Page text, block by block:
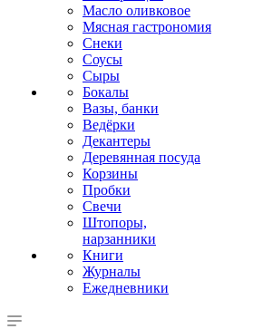
Масло оливковое
Мясная гастрономия
Снеки
Соусы
Сыры
Бокалы
Вазы, банки
Ведёрки
Декантеры
Деревянная посуда
Корзины
Пробки
Свечи
Штопоры,
нарзанники
Книги
Журналы
Ежедневники